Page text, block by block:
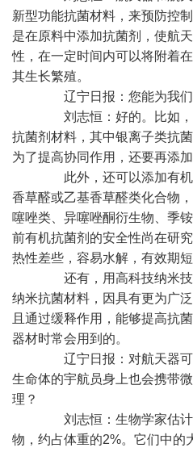
新型功能抗菌材料，来预防控
是在原料中添加抗菌剂，使航
性，在一定时间内可以将附着
其生长繁殖。
辽宁日报：您能为我们
刘志恒：好的。比如，
抗菌剂材料，其中银离子类抗
为了提高协同作用，还要再添
此外，还可以添加有机
香草醛或乙基香草醛类化合物
噻唑类、异噻唑酮衍生物、季
前有机抗菌剂的安全性尚在研
热性差些，容易水解，有效期短
还有，用高科技纳米技
纳米抗菌材料，因具有更为广
且通过缓释作用，能够提高抗
器材时常会用到的。
辽宁日报：对航天器可
生命体的宇航员身上也会携带
理？
刘志恒：生物学家估计
物，约占体重的2%。它们中的